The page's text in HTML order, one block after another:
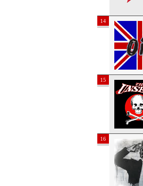
14
15
16